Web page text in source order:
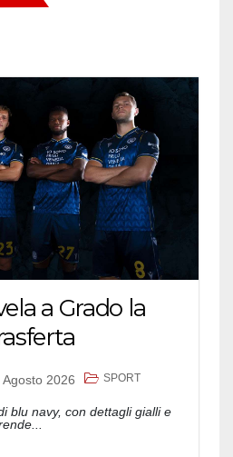
a Grado la
Agosto 2026 SPORT
blu navy, con dettagli gialli e